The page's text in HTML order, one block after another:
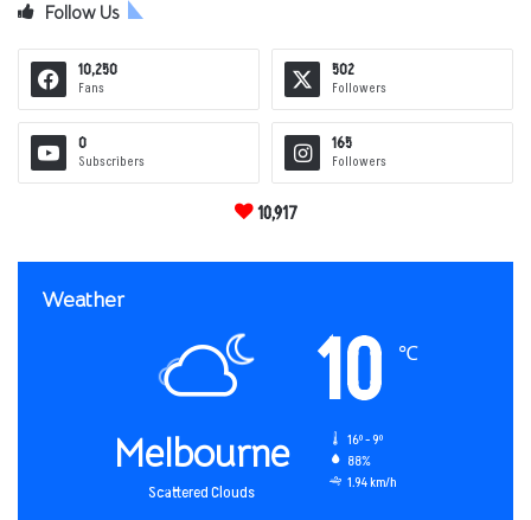
Follow Us
10,250
Fans
502
Followers
0
Subscribers
165
Followers
10,917
Weather
Melbourne
Scattered Clouds
10 ℃
16º - 9º
88%
1.94 km/h